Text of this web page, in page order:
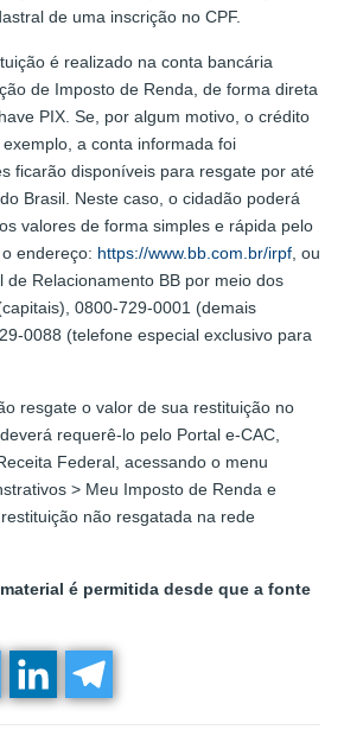
de uma inscrição no CPF.
é realizado na conta bancária
de Imposto de Renda, de forma direta
PIX. Se, por algum motivo, o crédito
a conta informada foi
ficarão disponíveis para resgate por até
Brasil. Neste caso, o cidadão poderá
valores de forma simples e rápida pelo
endereço: https://www.bb.com.br/irpf , ou
de Relacionamento BB por meio dos
0800-729-0001 (demais
0088 (telefone especial exclusivo para
resgate o valor de sua restituição no
requerê-lo pelo Portal e-CAC,
Federal, acessando o menu
> Meu Imposto de Renda e
não resgatada na rede
é permitida desde que a fonte